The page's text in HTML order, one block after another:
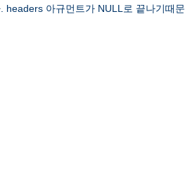
headers 아규먼트가 NULL로 끝나기때문